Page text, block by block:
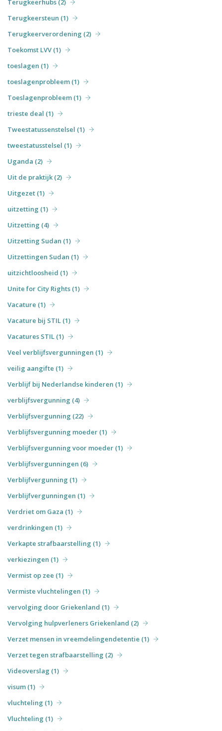
Terugkeerhubs (2)
Terugkeersteun (1)
Terugkeerverordening (2)
Toekomst LVV (1)
toeslagen (1)
toeslagenprobleem (1)
Toeslagenprobleem (1)
trieste deal (1)
Tweestatussenstelsel (1)
tweestatusstelsel (1)
Uganda (2)
Uit de praktijk (2)
Uitgezet (1)
uitzetting (1)
Uitzetting (4)
Uitzetting Sudan (1)
Uitzettingen Sudan (1)
uitzichtloosheid (1)
Unite for City Rights (1)
Vacature (1)
Vacature bij STIL (1)
Vacatures STIL (1)
Veel verblijfsvergunningen (1)
veilig aangifte (1)
Verblijf bij Nederlandse kinderen (1)
verblijfsvergunning (4)
Verblijfsvergunning (22)
Verblijfsvergunning moeder (1)
Verblijfsvergunning voor moeder (1)
Verblijfsvergunningen (6)
Verblijfvergunning (1)
Verblijfvergunningen (1)
Verdriet om Gaza (1)
verdrinkingen (1)
Verkapte strafbaarstelling (1)
verkiezingen (1)
Vermist op zee (1)
Vermiste vluchtelingen (1)
vervolging door Griekenland (1)
Vervolging hulpverleners Griekenland (2)
Verzet mensen in vreemdelingendetentie (1)
Verzet tegen strafbaarstelling (2)
Videoverslag (1)
visum (1)
vluchteling (1)
Vluchteling (1)